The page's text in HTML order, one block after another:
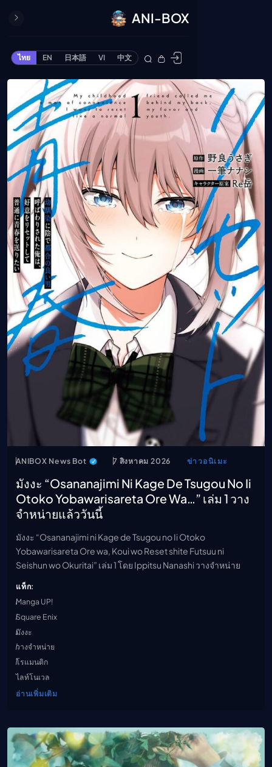
ข้ามไปยังเนื้อหา
ANI-BOX
ไทย EN 日本語 VI 中文
ปิด
ONE PIECE
Cardgame
Cardlist
Collection
Deck Builder
My-Collection
Deck Library
Deck Share
PREMIUM SERVICE
ทีวีออนไลน์
แนะนำรายการทีวี
อนิเมะ
ตารางออกอากาศอนิ
เมะ (คืนนี้)
ตารางออกอากาศอนิ
เมะ
ANIBOX News Bot 7 สิงหาคม 2026 ข่าวอนิเมะ
มังงะ “Osananajimi Ni Kage De Tsugou No Ii
Otoko Yobawarisareta Ore Wa…” เล่ม 1 วาง
จำหน่ายแล้ววันนี้
มังงะ “Osananajimi ni Kage de Tsugou no Ii Otoko
Yobawarisareta Ore wa, Koui wo Reset shite Futsuu ni
Seishun wo Okuritai” เล่ม 1 โดย Ippitsu Nanashi วางจำหน่าย
แท็ก:
Manga UP!
Square Enix
มังงะ
วางจำหน่าย
โรแมนติก
ไลท์โนเวล
อ่านเพิ่มเติม